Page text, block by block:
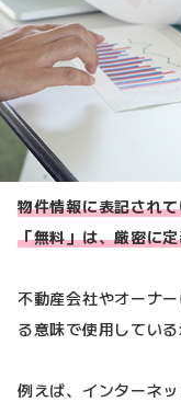
物件情報に表記され
「無料」は、厳密に
不動産会社やオーナ
る意味で使用してい
例えば、インターネ